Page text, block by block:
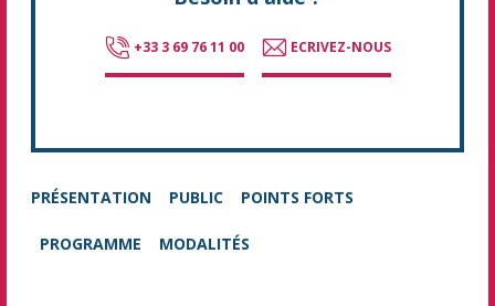
+33 3 69 76 11 00 ECRIVEZ-NOUS
PRÉSENTATION PUBLIC POINTS FORTS
PROGRAMME MODALITÉS